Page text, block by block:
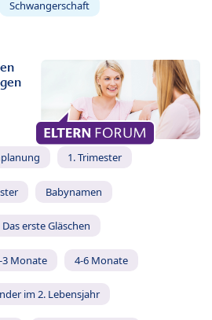
Schwangerschaft
1. Trimester
Babynamen
Das erste Gläschen
3 Monate 4-6 Monate
im 2. Lebensjahr